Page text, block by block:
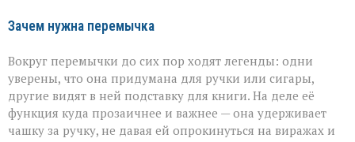
Зачем нужна перемычка
Вокруг перемычки до сих пор ходят легенды: одни
уверены, что она придумана для ручки или сигары,
другие видят в ней подставку для книги. На деле её
функция куда прозаичнее и важнее — она удерживает
чашку за ручку, не давая ей опрокинуться на виражах и